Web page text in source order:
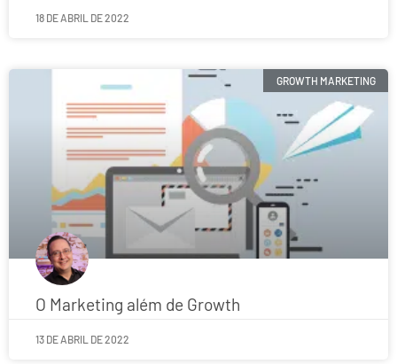
18 DE ABRIL DE 2022
GROWTH MARKETING
O Marketing além de Growth
13 DE ABRIL DE 2022